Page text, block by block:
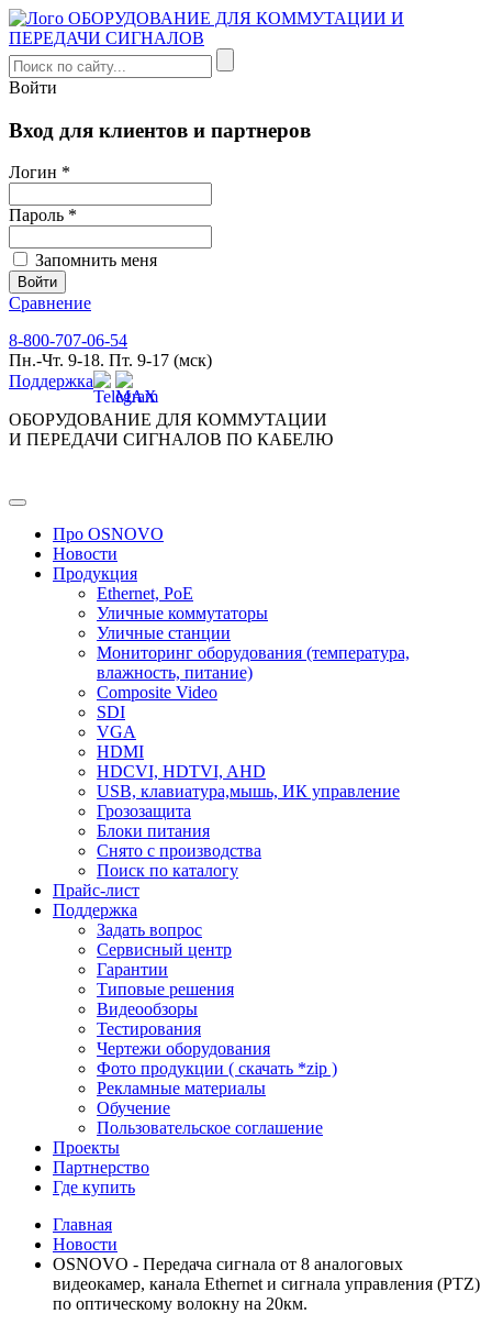
Войти
Вход для клиентов и партнеров
Логин *
Пароль *
Запомнить меня
Сравнение
8-800-707-06-54
Пн.-Чт. 9-18. Пт. 9-17 (мск)
Поддержка
ОБОРУДОВАНИЕ ДЛЯ КОММУТАЦИИ
И ПЕРЕДАЧИ СИГНАЛОВ ПО КАБЕЛЮ
Про OSNOVO
Новости
Продукция
Ethernet, PoE
Уличные коммутаторы
Уличные станции
Мониторинг оборудования (температура,
влажность, питание)
Composite Video
SDI
VGA
HDMI
HDCVI, HDTVI, AHD
USB, клавиатура,мышь, ИК управление
Грозозащита
Блоки питания
Снято с производства
Поиск по каталогу
Прайс-лист
Поддержка
Задать вопрос
Сервисный центр
Гарантии
Типовые решения
Видеообзоры
Тестирования
Чертежи оборудования
Фото продукции ( скачать *zip )
Рекламные материалы
Обучение
Пользовательское соглашение
Проекты
Партнерство
Где купить
Главная
Новости
OSNOVO - Передача сигнала от 8 аналоговых
видеокамер, канала Ethernet и сигнала управления (PTZ)
по оптическому волокну на 20км.